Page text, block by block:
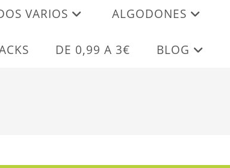
VARIOS ALGODONES
DE 0,99 A 3€ BLOG